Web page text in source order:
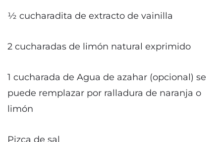
½ cucharadita de extracto de vainilla
2 cucharadas de limón natural exprimido
1 cucharada de Agua de azahar (opcional) se
puede remplazar por ralladura de naranja o
limón
Pizca de sal